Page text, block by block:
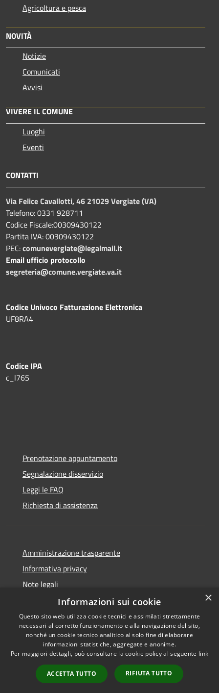
Agricoltura e pesca
NOVITÀ
Notizie
Comunicati
Avvisi
VIVERE IL COMUNE
Luoghi
Eventi
CONTATTI
Via Felice Cavallotti, 46 21029 Vergiate (VA)
Telefono: 0331 928711
Codice Fiscale:00309430122
Partita IVA: 00309430122
PEC:comunevergiate@legalmail.it
Email ufficio protocollo
segreteria@comune.vergiate.va.it
Codice Univoco Fatturazione Elettronica
UF8RA4
Codice IPA
c_l765
Prenotazione appuntamento
Segnalazione disservizio
Leggi le FAQ
Richiesta di assistenza
Amministrazione trasparente
Informativa privacy
Note legali
Dichiarazione di accessibilità
RSS
Accessibilità
Copyright © 2026 • Comune di
Vergiate • Powered by
Municipium•
Accesso
redazione
×
Informazioni sui cookie
Questo sito web utilizza cookie tecnici e assimilati strettamente
necessari al corretto funzionamento e alla navigazione del sito,
nonché un cookie tecnico analitico al solo fine di elaborare
informazioni statistiche, aggregate e anonime.
Per maggiori dettagli, può consultare la cookie policy al seguente link
ACCETTA TUTTO RIFIUTA TUTTO